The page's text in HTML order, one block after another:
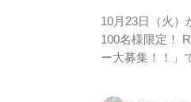
ズはB2とB3サ
なります。 ・ポ
10月23日（火）
100名様限定！
ー大募集！！」
定員に達しまし